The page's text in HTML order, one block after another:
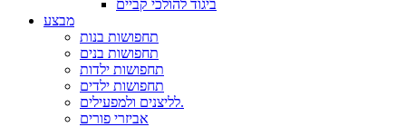
ביגוד להולכי קביים
מבצע
תחפושות בנות
תחפושות בנים
תחפושות ילדות
תחפושות ילדים
לליצנים ולמפעילים.
אביזרי פורים